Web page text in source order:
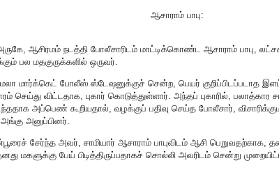
ஆசாராம் பாபு:
ஆசிரமம் நடத்தி போலீசாரிடம் மாட்டிக்கொண்ட ஆசாராம்
பல மதகுருக்களில் ஒருவர்.
மார்க்கெட் போலீஸ் ஸ்டேஷனுக்குச் சென்ற, பெயர் குறிப்பிடப்படாத
செய்து விட்டதாக, புகார் கொடுத்துள்ளார். அந்தப் புகாரில்,
அப்பெண் கூறியதால், வழக்குப் பதிவு செய்த போலீசார்,
அனுப்பினர்.
சேர்ந்த அவர், சாமியார் ஆசாராம் பாபுவிடம் ஆசி பெறுவதற்காக,
மகளுக்கு பேய் பிடித்திருப்பதாகச் சொல்லி அவரிடம் சென்று